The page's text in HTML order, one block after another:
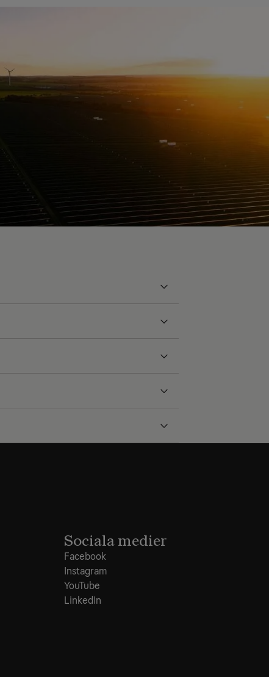
Sociala medier
Facebook
Instagram
YouTube
LinkedIn